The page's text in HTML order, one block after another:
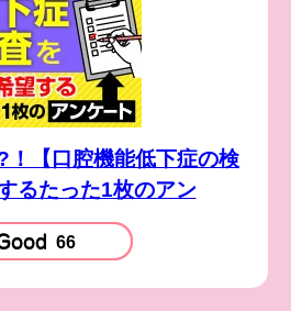
！【口腔機能低下症の検
るたった1枚のアン
66